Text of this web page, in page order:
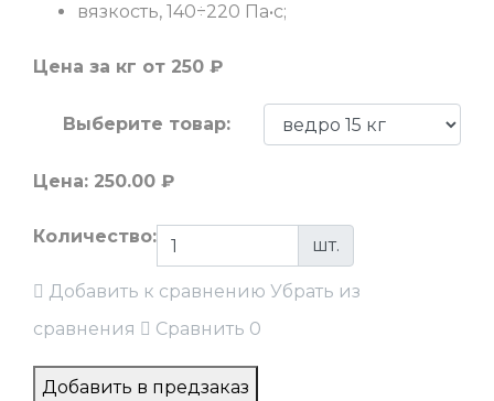
вязкость, 140÷220 Па•с;
Цена за кг от 250 ₽
Выберите товар:
Цена: 250.00 ₽
Количество: шт.
Добавить к сравнению Убрать из
сравнения
Сравнить 0
Добавить в предзаказ